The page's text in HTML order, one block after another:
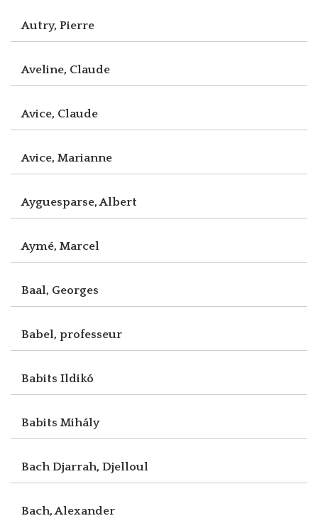
Autry, Pierre
Aveline, Claude
Avice, Claude
Avice, Marianne
Ayguesparse, Albert
Aymé, Marcel
Baal, Georges
Babel, professeur
Babits Ildikó
Babits Mihály
Bach Djarrah, Djelloul
Bach, Alexander